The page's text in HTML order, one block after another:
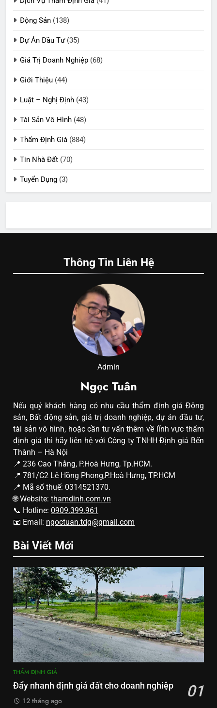
Động Sản (138)
Dự Án Đầu Tư(35)
Giá Trị Doanh Nghiệp (68)
Giới Thiệu (44)
Luật – Nghị Định (43)
Tài Sản Vô Hình (48)
Thẩm Định Giá (884)
Tin Nhà Đất (70)
Tuyển Dụng (3)
Thông Tin Liên Hệ
Admin
Ngọc Tuân
Nếu quý khách hàng có nhu cầu thẩm định giá Động
sản, Bất động sản, giá trị doanh nghiệp, dự án đầu tư,
tài sản vô hình, hoặc cần tư vấn thêm về lĩnh vực thẩm
định giá thì hãy liên hệ với Công ty TNHH Định giá Bến
Thành – Hà Nội
📍 236 Cao Thắng, P.Hoà Hưng, Tp.HCM.
📍 781/C2 Lê Hồng Phong,P.Hoà Hưng, TP.HCM
📍 Mã số thuế: 0314521370.
🌐 Website: thamdinh.com.vn
📞 Hotline: 0909.399.961
📧 Email: ngoctuan.tdg@gmail.com
Bài Viết Mới
THẨM ĐỊNH GIÁ
Đẩy nhanh định giá đất cho doanh nghiệp 01
12 tháng ago